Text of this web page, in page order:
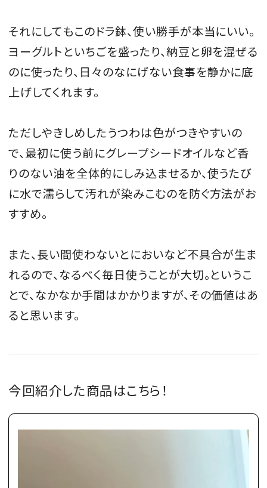
それにしてもこのドラ鉢、使い勝手が本当にいい。
ヨーグルトといちごを盛ったり、納豆と卵を混ぜる
のに使ったり、日々のなにげない食事を静かに底
上げしてくれます。
ただしやきしめしたうつわは色がつきやすいの
で、最初に使う前にグレープシードオイルなど香
りのない油を全体的にしみ込ませるか、使うたび
に水で濡らして汚れが染みこむのを防ぐ方法がお
すすめ。
また、長い間使わないとにおいなど不具合が生ま
れるので、なるべく毎日使うことが大切。というこ
とで、なかなか手間はかかりますが、その価値はあ
ると思います。
今回紹介した商品はこちら！